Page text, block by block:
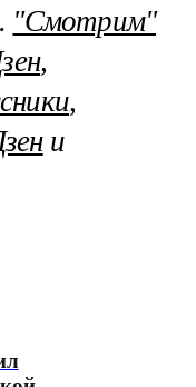
"Смотрим"
,
,
и